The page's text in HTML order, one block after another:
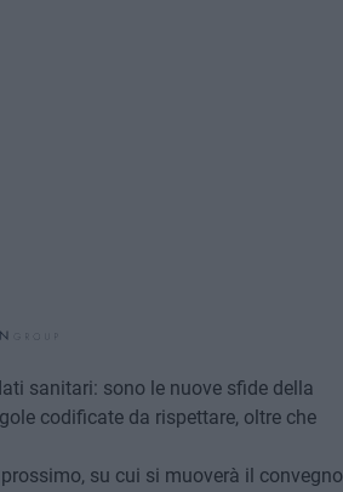
sanitari: sono le nuove sfide della
codificate da rispettare, oltre che
su cui si muoverà il convegno